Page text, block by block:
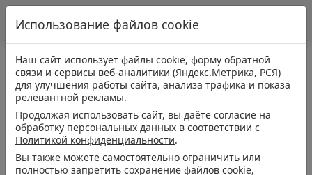
Использование файлов cookie
Наш сайт использует файлы cookie, форму обратной
связи и сервисы веб-аналитики (Яндекс.Метрика, РСЯ)
для улучшения работы сайта, анализа трафика и показа
релевантной рекламы.
Продолжая использовать сайт, вы даёте согласие на
обработку персональных данных в соответствии с
Политикой конфиденциальности.
Вы также можете самостоятельно ограничить или
полностью запретить сохранение файлов cookie,